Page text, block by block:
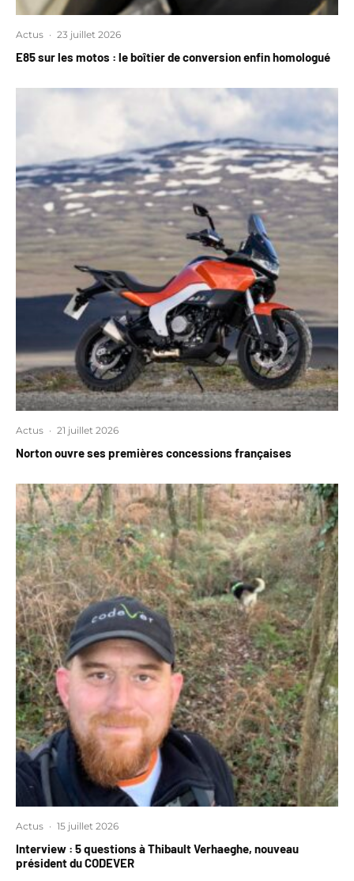
Actus · 23 juillet 2026
E85 sur les motos : le boîtier de conversion enfin homologué
Actus · 21 juillet 2026
Norton ouvre ses premières concessions françaises
Actus · 15 juillet 2026
Interview : 5 questions à Thibault Verhaeghe, nouveau
président du CODEVER